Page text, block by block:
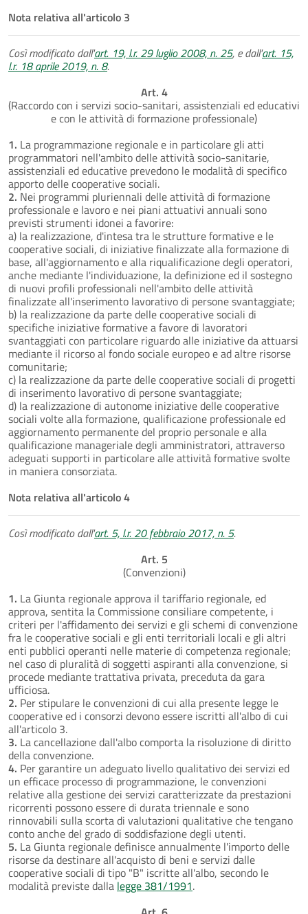
Nota relativa all'articolo 3
Così modificato dall'art. 19, l.r. 29 luglio 2008, n. 25, e dall'art. 15,
l.r. 18 aprile 2019, n. 8.
Art. 4
(Raccordo con i servizi socio-sanitari, assistenziali ed educativi
e con le attività di formazione professionale)
1. La programmazione regionale e in particolare gli atti
programmatori nell'ambito delle attività socio-sanitarie,
assistenziali ed educative prevedono le modalità di specifico
apporto delle cooperative sociali.
2. Nei programmi pluriennali delle attività di formazione
professionale e lavoro e nei piani attuativi annuali sono
previsti strumenti idonei a favorire:
a) la realizzazione, d'intesa tra le strutture formative e le
cooperative sociali, di iniziative finalizzate alla formazione di
base, all'aggiornamento e alla riqualificazione degli operatori,
anche mediante l'individuazione, la definizione ed il sostegno
di nuovi profili professionali nell'ambito delle attività
finalizzate all'inserimento lavorativo di persone svantaggiate;
b) la realizzazione da parte delle cooperative sociali di
specifiche iniziative formative a favore di lavoratori
svantaggiati con particolare riguardo alle iniziative da attuarsi
mediante il ricorso al fondo sociale europeo e ad altre risorse
comunitarie;
c) la realizzazione da parte delle cooperative sociali di progetti
di inserimento lavorativo di persone svantaggiate;
d) la realizzazione di autonome iniziative delle cooperative
sociali volte alla formazione, qualificazione professionale ed
aggiornamento permanente del proprio personale e alla
qualificazione manageriale degli amministratori, attraverso
adeguati supporti in particolare alle attività formative svolte
in maniera consorziata.
Nota relativa all'articolo 4
Così modificato dall'art. 5, l.r. 20 febbraio 2017, n. 5.
Art. 5
(Convenzioni)
1. La Giunta regionale approva il tariffario regionale, ed
approva, sentita la Commissione consiliare competente, i
criteri per l'affidamento dei servizi e gli schemi di convenzione
fra le cooperative sociali e gli enti territoriali locali e gli altri
enti pubblici operanti nelle materie di competenza regionale;
nel caso di pluralità di soggetti aspiranti alla convenzione, si
procede mediante trattativa privata, preceduta da gara
ufficiosa.
2. Per stipulare le convenzioni di cui alla presente legge le
cooperative ed i consorzi devono essere iscritti all'albo di cui
all'articolo 3.
3. La cancellazione dall'albo comporta la risoluzione di diritto
della convenzione.
4. Per garantire un adeguato livello qualitativo dei servizi ed
un efficace processo di programmazione, le convenzioni
relative alla gestione dei servizi caratterizzate da prestazioni
ricorrenti possono essere di durata triennale e sono
rinnovabili sulla scorta di valutazioni qualitative che tengano
conto anche del grado di soddisfazione degli utenti.
5. La Giunta regionale definisce annualmente l'importo delle
risorse da destinare all'acquisto di beni e servizi dalle
cooperative sociali di tipo "B" iscritte all'albo, secondo le
modalità previste dalla legge 381/1991.